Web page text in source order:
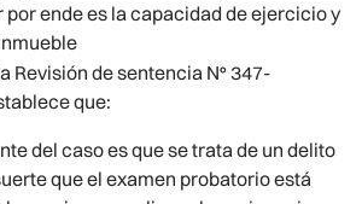
ende es la capacidad de ejercicio y
Revisión de sentencia N° 347-
que:
del caso es que se trata de un delito
que el examen probatorio está